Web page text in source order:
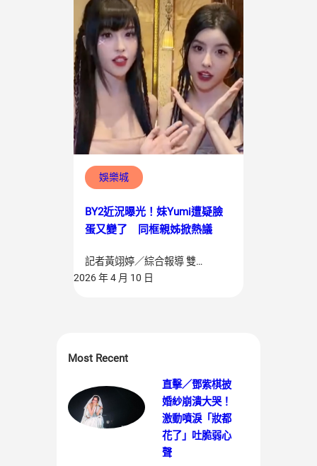
娛樂城
BY2近況曝光！妹Yumi遭疑臉
蛋又變了 同框親姊掀熱議
記者黃翊婷／綜合報導 雙…
2026 年 4 月 10 日
Most Recent
直擊／鄧紫棋披
婚紗崩潰大哭！
激動噴淚「妝都
花了」吐脆弱心
聲